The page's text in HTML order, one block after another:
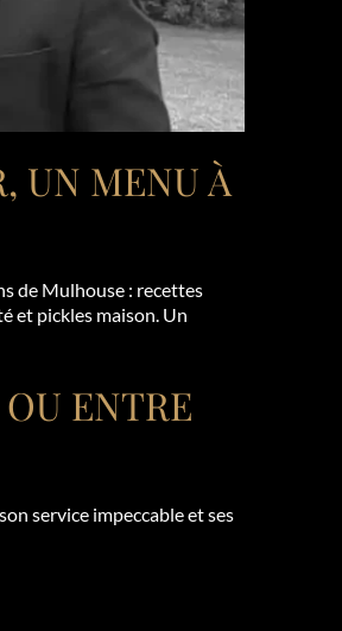
UN MENU À
de Mulhouse : recettes
et pickles maison. Un
ENTRE
service impeccable et ses